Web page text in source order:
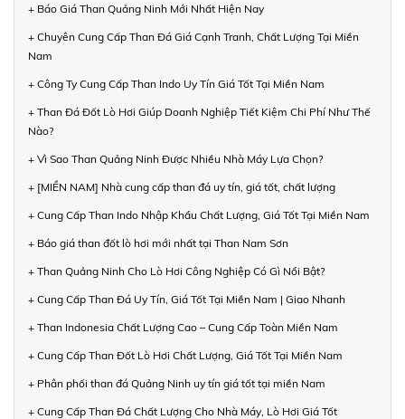
+ Báo Giá Than Quảng Ninh Mới Nhất Hiện Nay
+ Chuyên Cung Cấp Than Đá Giá Cạnh Tranh, Chất Lượng Tại Miền
Nam
+ Công Ty Cung Cấp Than Indo Uy Tín Giá Tốt Tại Miền Nam
+ Than Đá Đốt Lò Hơi Giúp Doanh Nghiệp Tiết Kiệm Chi Phí Như Thế
Nào?
+ Vì Sao Than Quảng Ninh Được Nhiều Nhà Máy Lựa Chọn?
+ [MIỀN NAM] Nhà cung cấp than đá uy tín, giá tốt, chất lượng
+ Cung Cấp Than Indo Nhập Khẩu Chất Lượng, Giá Tốt Tại Miền Nam
+ Báo giá than đốt lò hơi mới nhất tại Than Nam Sơn
+ Than Quảng Ninh Cho Lò Hơi Công Nghiệp Có Gì Nổi Bật?
+ Cung Cấp Than Đá Uy Tín, Giá Tốt Tại Miền Nam | Giao Nhanh
+ Than Indonesia Chất Lượng Cao – Cung Cấp Toàn Miền Nam
+ Cung Cấp Than Đốt Lò Hơi Chất Lượng, Giá Tốt Tại Miền Nam
+ Phân phối than đá Quảng Ninh uy tín giá tốt tại miền Nam
+ Cung Cấp Than Đá Chất Lượng Cho Nhà Máy, Lò Hơi Giá Tốt